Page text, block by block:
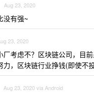
Aug 23, 2020
没有强~
23, 2020
厂考虑不？区块链公司，目
力，区块链行业挣钱(即使不
Aug 23, 2020 via Android